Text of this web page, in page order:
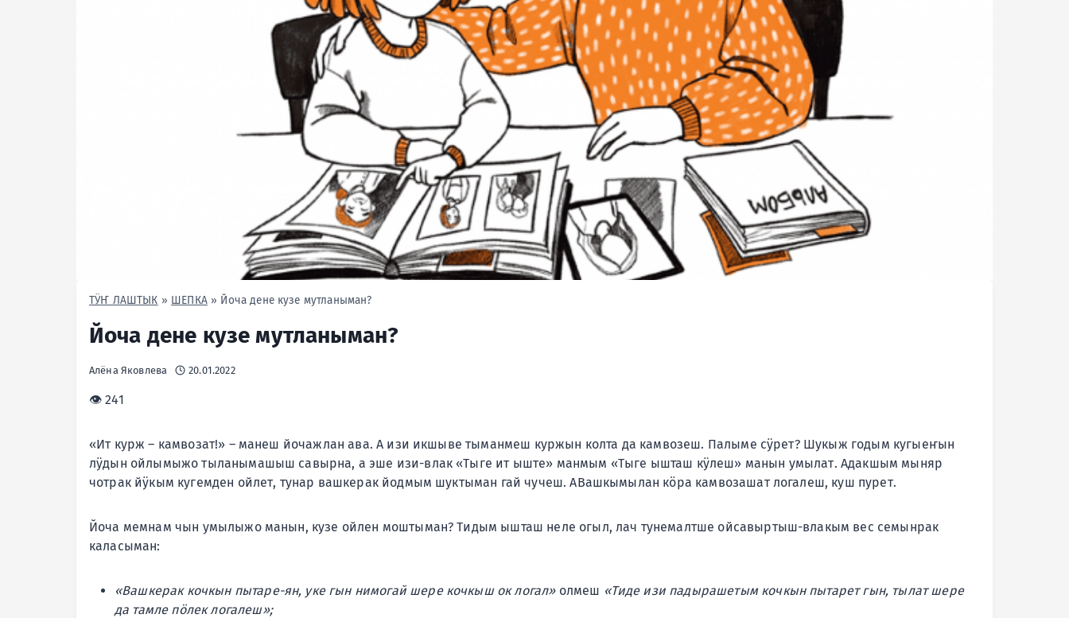
ТӰҤ ЛАШТЫК » ШЕПКА» Йоча дене кузе мутланыман?
Йоча дене кузе мутланыман?
Алёна Яковлева 20.01.2022
👁 241
«Ит курж – камвозат!» – манеш йочажлан ава. А изи икшыве тыманмеш куржын колта да камвозеш. Палыме сӱрет? Шукыж годым кугыеҥын
лӱдын ойлымыжо тыланымашыш савырна, а эше изи-влак «Тыге ит ыште» манмым «Тыге ышташ кӱлеш» манын умылат. Адакшым мыняр
чотрак йӱкым кугемден ойлет, тунар вашкерак йодмым шуктыман гай чучеш. АВашкымылан кӧра камвозашат логалеш, куш пурет.
Йоча мемнам чын умылыжо манын, кузе ойлен моштыман? Тидым ышташ неле огыл, лач тунемалтше ойсавыртыш-влакым вес семынрак
каласыман:
«Вашкерак кочкын пытаре-ян, уке гын нимогай шере кочкыш ок логал»олмеш «Тиде изи падырашетым кочкын пытарет гын, тылат шере
да тамле пӧлек логалеш»;